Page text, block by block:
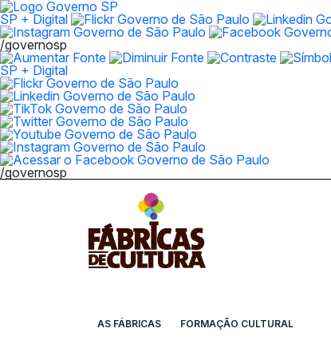
SP + Digital
/governosp
SP + Digital
/governosp
AS FÁBRICAS FORMAÇÃO CULTURAL